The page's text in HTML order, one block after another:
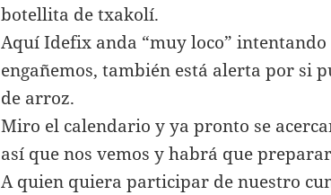
botellita de txakolí.
Aquí Idefix anda “muy loco” intentando
engañemos, también está alerta por si
de arroz.
Miro el calendario y ya pronto se
así que nos vemos y habrá que
A quien quiera participar de nuestro